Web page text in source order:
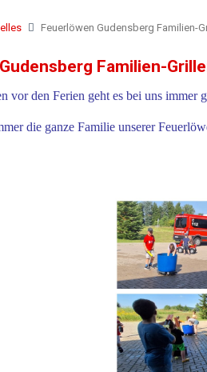
Feuerlöwen Gudensberg Familien-
Familien-
vor den Ferien geht es bei uns immer
die ganze Familie unserer